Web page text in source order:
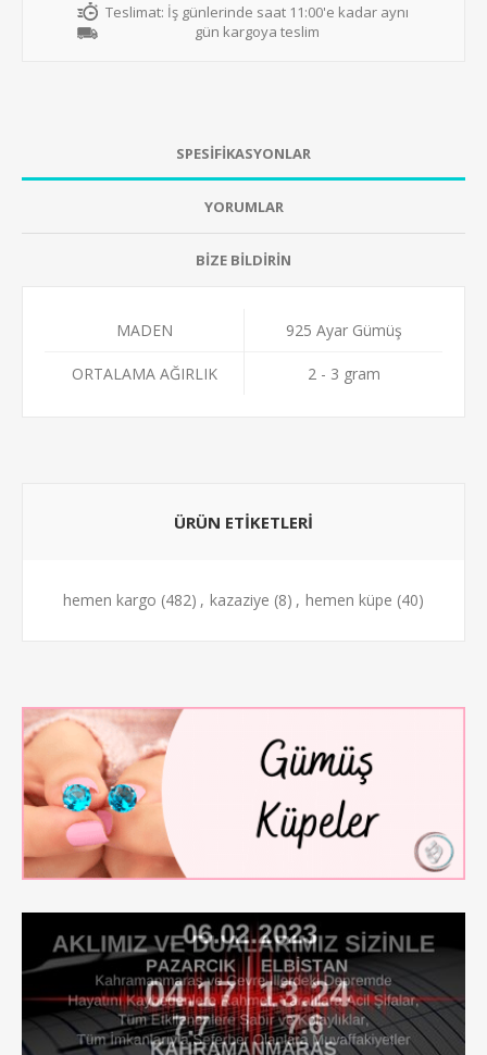
Teslimat: İş günlerinde saat 11:00'e kadar aynı
gün kargoya teslim
SPESİFİKASYONLAR
YORUMLAR
BİZE BİLDİRİN
MADEN 925 Ayar Gümüş
ORTALAMA AĞIRLIK 2 - 3 gram
ÜRÜN ETİKETLERİ
hemen kargo (482) , kazaziye (8) , hemen küpe (40)